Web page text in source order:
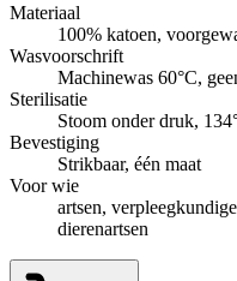
Materiaal
100% katoen,
Wasvoorschrift
Machinewas 60°C,
Sterilisatie
Stoom onder druk,
Bevestiging
Strikbaar, één maat
Voor wie
artsen,
dierenartsen